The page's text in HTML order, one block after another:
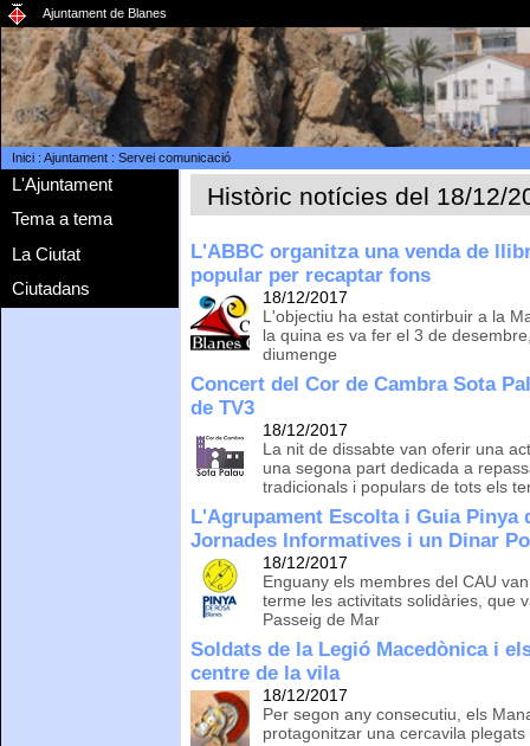
Ajuntament de Blanes
Inici: Ajuntament: Servei comunicació
L'Ajuntament
Tema a tema
La Ciutat
Ciutadans
Històric notícies del 18/12/
L'ABBC organitza una venda de
popular per recaptar fons
18/12/2017
L'objectiu ha estat contirbuir a la
la quina es va fer el 3 de
diumenge
Concert del Cor de Cambra Sota
de TV3
18/12/2017
La nit de dissabte van oferir una
una segona part dedicada a
tradicionals i populars de tots els
L'Agrupament Escolta i Guia Pinya
Jornades Informatives i un Dinar
18/12/2017
Enguany els membres del CAU
terme les activitats solidàries, que
Passeig de Mar
Soldats de la Legió Macedònica i
centre de la vila
18/12/2017
Per segon any consecutiu, els
protagonitzar una cercavila